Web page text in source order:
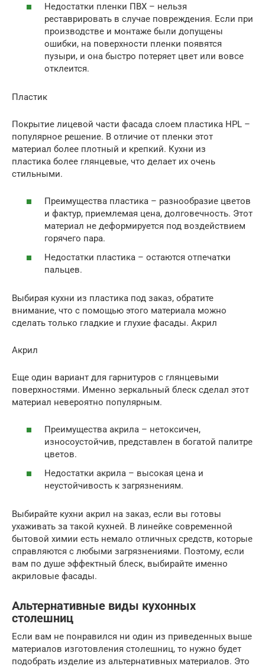
Недостатки пленки ПВХ – нельзя
реставрировать в случае повреждения. Если при
производстве и монтаже были допущены
ошибки, на поверхности пленки появятся
пузыри, и она быстро потеряет цвет или вовсе
отклеится.
Пластик
Покрытие лицевой части фасада слоем пластика HPL –
популярное решение. В отличие от пленки этот
материал более плотный и крепкий. Кухни из
пластика более глянцевые, что делает их очень
стильными.
Преимущества пластика – разнообразие цветов
и фактур, приемлемая цена, долговечность. Этот
материал не деформируется под воздействием
горячего пара.
Недостатки пластика – остаются отпечатки
пальцев.
Выбирая кухни из пластика под заказ, обратите
внимание, что с помощью этого материала можно
сделать только гладкие и глухие фасады. Акрил
Акрил
Еще один вариант для гарнитуров с глянцевыми
поверхностями. Именно зеркальный блеск сделал этот
материал невероятно популярным.
Преимущества акрила – нетоксичен,
износоустойчив, представлен в богатой палитре
цветов.
Недостатки акрила – высокая цена и
неустойчивость к загрязнениям.
Выбирайте кухни акрил на заказ, если вы готовы
ухаживать за такой кухней. В линейке современной
бытовой химии есть немало отличных средств, которые
справляются с любыми загрязнениями. Поэтому, если
вам по душе эффектный блеск, выбирайте именно
акриловые фасады.
Альтернативные виды кухонных
столешниц
Если вам не понравился ни один из приведенных выше
материалов изготовления столешниц, то нужно будет
подобрать изделие из альтернативных материалов. Это